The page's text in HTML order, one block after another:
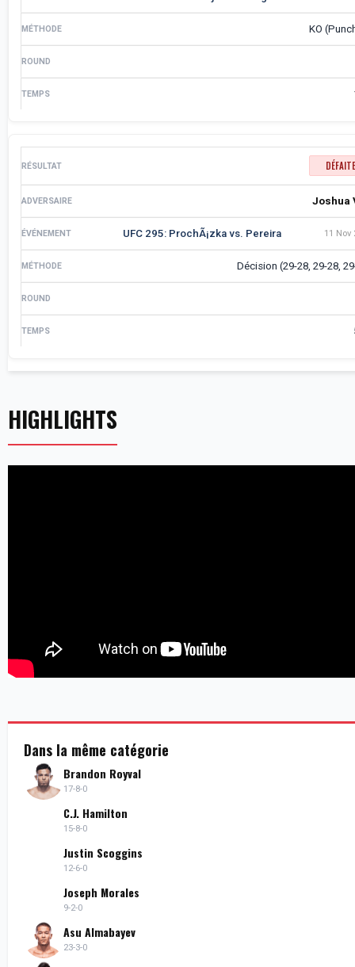
KO
DÉFAITE
Joshua
UFC 295: ProchÃ¡zka vs. Pereira 11 Nov
Décision (29-28, 29-28,
HIGHLIGHTS
Dans la même catégorie
Brandon Royval
17-8-0
C.J. Hamilton
15-8-0
Justin Scoggins
12-6-0
Joseph Morales
9-2-0
Asu Almabayev
23-3-0